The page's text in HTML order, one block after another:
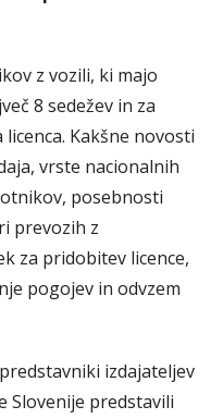
z vozili, ki majo
8 sedežev in za
Kakšne novosti
vrste nacionalnih
posebnosti
prevozih z
za pridobitev licence,
pogojev in odvzem
izdajateljev
Slovenije predstavili